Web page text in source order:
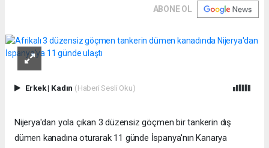
ABONE OL
Erkek| Kadın (Haberi Sesli Oku)
Nijerya'dan yola çıkan 3 düzensiz göçmen bir tankerin dış
dümen kanadına oturarak 11 günde İspanya'nın Kanarya